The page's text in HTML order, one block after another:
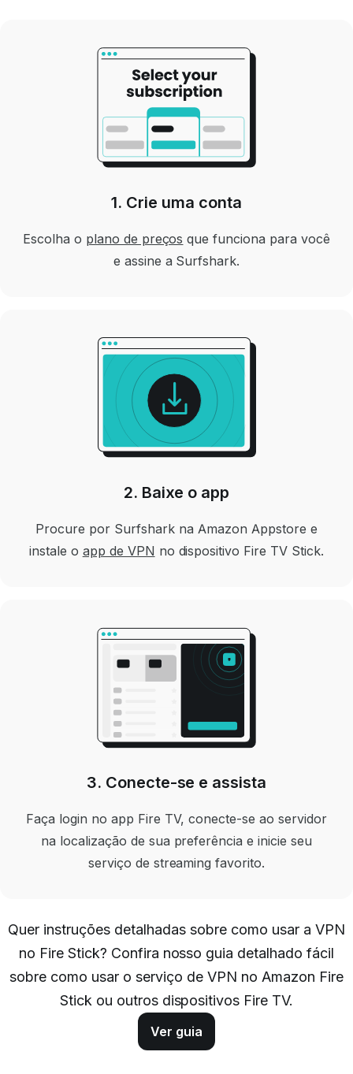
1. Crie uma conta
Escolha o plano de preços que funciona para você
e assine a Surfshark.
2. Baixe o app
Procure por Surfshark na Amazon Appstore e
instale o app de VPN no dispositivo Fire TV Stick.
3. Conecte-se e assista
Faça login no app Fire TV, conecte-se ao servidor
na localização de sua preferência e inicie seu
serviço de streaming favorito.
Quer instruções detalhadas sobre como usar a VPN
no Fire Stick? Confira nosso guia detalhado fácil
sobre como usar o serviço de VPN no Amazon Fire
Stick ou outros dispositivos Fire TV.
Ver guia